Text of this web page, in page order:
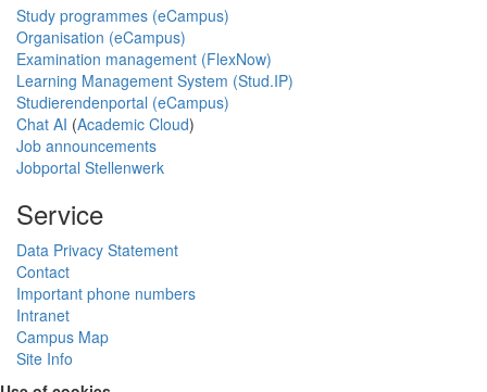
Study programmes (eCampus)
Organisation (eCampus)
Examination management (FlexNow)
Learning Management System (Stud.IP)
Studierendenportal (eCampus)
Chat AI (Academic Cloud)
Job announcements
Jobportal Stellenwerk
Service
Data Privacy Statement
Contact
Important phone numbers
Intranet
Campus Map
Site Info